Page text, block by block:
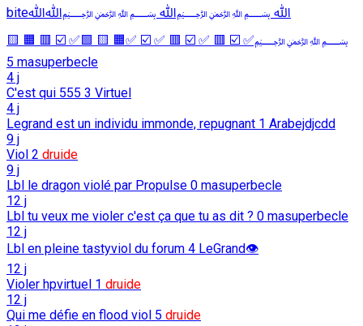
biteﷲ ﷽ﷲ ﷽ﷲﷲ
﷽✅ ☑️ 🟥 ✅ ☑️ 🟥 ✅ ☑️ ✅🟧 🟨 🟩✅ ☑️ 🟥 🟧 🟨
masuperbecle
4 j
C'est qui 555 3 Virtuel
4 j
Legrand est un individu immonde, repugnant 1 Arabejdjcdd
9 j
Viol 2 druide
9 j
Lbl le dragon violé par Propulse 0 masuperbecle
12 j
Lbl tu veux me violer c'est ça que tu as dit ? 0 masuperbecle
12 j
Lbl en pleine tastyviol du forum 4 LeGrand👁️
12 j
Violer hpvirtuel 1 druide
12 j
Qui me défie en flood viol 5 druide